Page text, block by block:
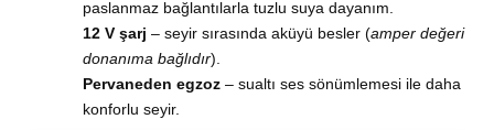
paslanmaz bağlantılarla tuzlu suya dayanım.
12 V şarj – seyir sırasında aküyü besler (amper değeri
donanıma bağlıdır).
Pervaneden egzoz– sualtı ses sönümlemesi ile daha
konforlu seyir.